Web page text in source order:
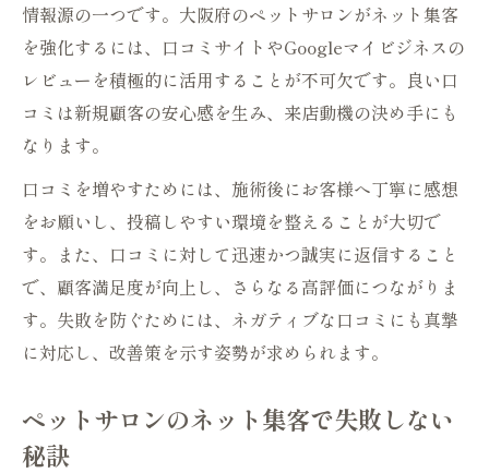
情報源の一つです。大阪府のペットサロンがネット集客
を強化するには、口コミサイトやGoogleマイビジネスの
レビューを積極的に活用することが不可欠です。良い口
コミは新規顧客の安心感を生み、来店動機の決め手にも
なります。
口コミを増やすためには、施術後にお客様へ丁寧に感想
をお願いし、投稿しやすい環境を整えることが大切で
す。また、口コミに対して迅速かつ誠実に返信すること
で、顧客満足度が向上し、さらなる高評価につながりま
す。失敗を防ぐためには、ネガティブな口コミにも真摯
に対応し、改善策を示す姿勢が求められます。
ペットサロンのネット集客で失敗しない
秘訣